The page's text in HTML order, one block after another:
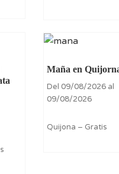
Maña en
Del 09/08/2026 al
09/08/2026
Quijona – Gratis